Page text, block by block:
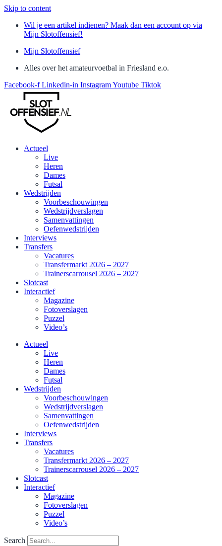
Skip to content
Wil je een artikel indienen? Maak dan een account op via
Mijn Slotoffensief!
Mijn Slotoffensief
Alles over het amateurvoetbal in Friesland e.o.
Facebook-f Linkedin-in InstagramYoutube Tiktok
Actueel
Live
Heren
Dames
Futsal
Wedstrijden
Voorbeschouwingen
Wedstrijdverslagen
Samenvattingen
Oefenwedstrijden
Interviews
Transfers
Vacatures
Transfermarkt 2026 – 2027
Trainerscarrousel 2026 – 2027
Slotcast
Interactief
Magazine
Fotoverslagen
Puzzel
Video’s
Actueel
Live
Heren
Dames
Futsal
Wedstrijden
Voorbeschouwingen
Wedstrijdverslagen
Samenvattingen
Oefenwedstrijden
Interviews
Transfers
Vacatures
Transfermarkt 2026 – 2027
Trainerscarrousel 2026 – 2027
Slotcast
Interactief
Magazine
Fotoverslagen
Puzzel
Video’s
Search